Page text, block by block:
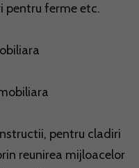
pentru ferme etc.
pentru cladiri
reunirea mijloacelor